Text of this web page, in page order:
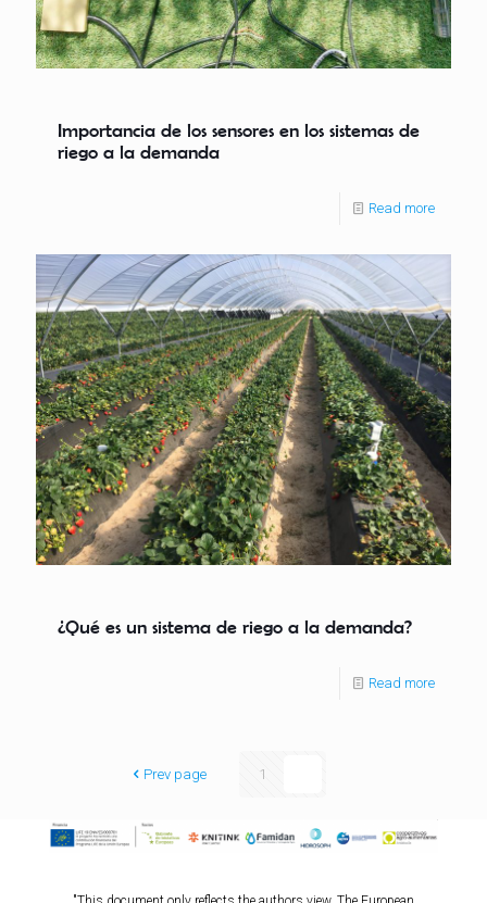
Importancia de los sensores en los sistemas de
riego a la demanda
Read more
¿Qué es un sistema de riego a la demanda?
Read more
Prev page 1